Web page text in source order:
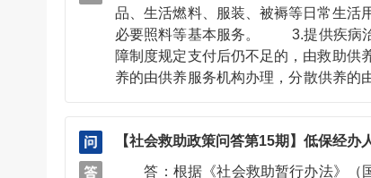
品、生活燃料、服装、被褥等日常生
必要照料等基本服务。 3.提供疾病治
障制度规定支付后仍不足的，由救助
养的由供养服务机构办理，分散供养的
县级民政部门或乡镇人民政府（街
【社会救助政策问答第15期】低保经
答：根据《社会救助暂行办法》（国